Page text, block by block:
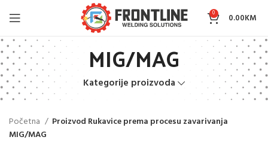
0 0.00KM
MIG/MAG
Kategorije proizvoda
Početna
Proizvod Rukavice prema procesu zavarivanja
MIG/MAG